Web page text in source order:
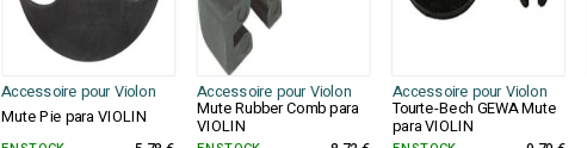
Accessoire pour Violon Accessoire pour Violon Accessoire pour Violon
Mute Pie para VIOLIN
Mute Rubber Comb para
VIOLIN
Tourte-Bech GEWA Mute
para VIOLIN